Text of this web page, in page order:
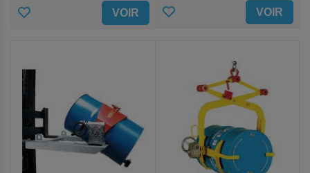
AJOUTER VOIR AJOUTER VOIR